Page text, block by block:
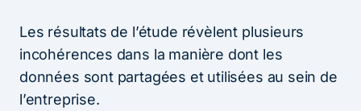
Les résultats de l’étude révèlent plusieurs
incohérences dans la manière dont les
données sont partagées et utilisées au sein de
l’entreprise.